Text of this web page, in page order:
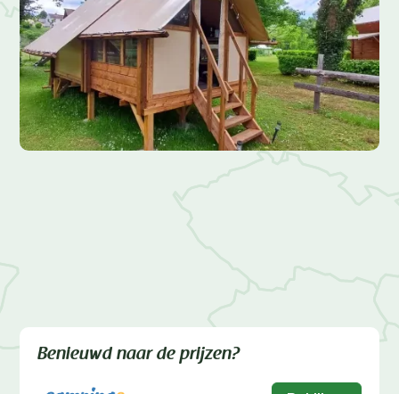
Benieuwd naar de prijzen?